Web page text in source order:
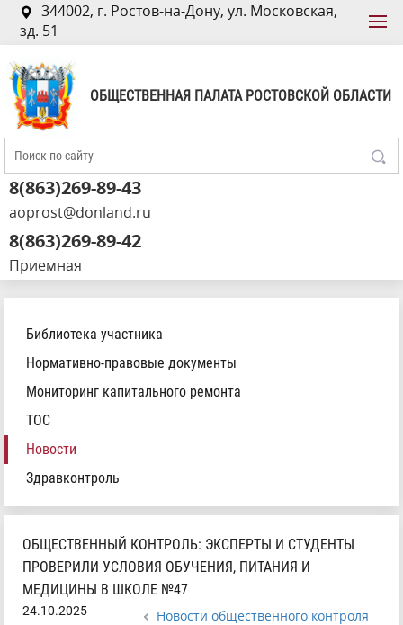
344002, г. Ростов-на-Дону, ул. Московская,
зд. 51
ОБЩЕСТВЕННАЯ ПАЛАТА РОСТОВСКОЙ ОБЛАСТИ
8(863)269-89-43
aoprost@donland.ru
8(863)269-89-42
Приемная
Библиотека участника
Нормативно-правовые документы
Мониторинг капитального ремонта
ТОС
Новости
Здравконтроль
ОБЩЕСТВЕННЫЙ КОНТРОЛЬ: ЭКСПЕРТЫ И СТУДЕНТЫ
ПРОВЕРИЛИ УСЛОВИЯ ОБУЧЕНИЯ, ПИТАНИЯ И
МЕДИЦИНЫ В ШКОЛЕ №47
24.10.2025 Новости общественного контроля